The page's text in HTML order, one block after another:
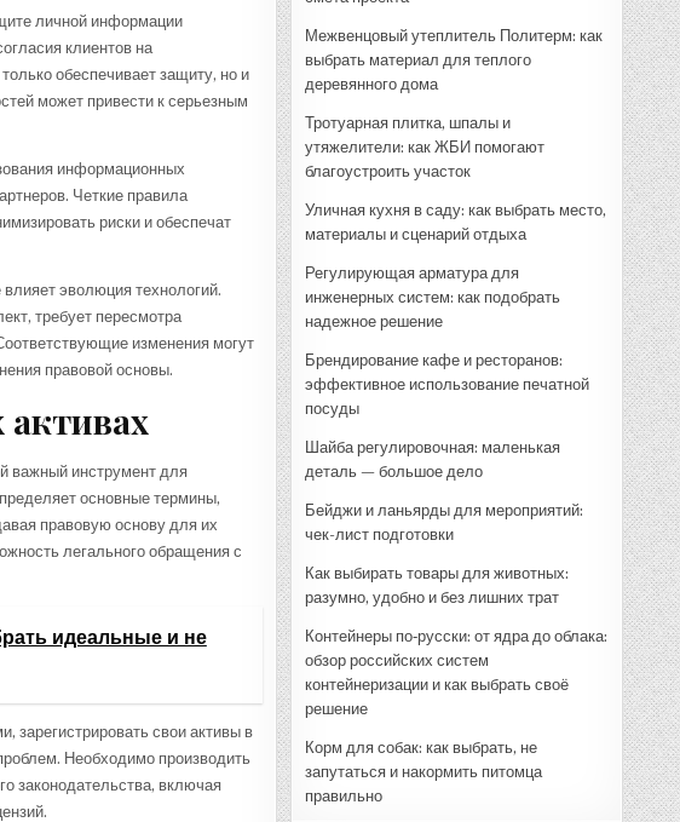
личной информации
клиентов на
обеспечивает защиту, но и
может привести к серьезным
информационных
Четкие правила
риски и обеспечат
эволюция технологий.
требует пересмотра
изменения могут
правовой основы.
важный инструмент для
основные термины,
правовую основу для их
легального обращения с
идеальные и не
свои активы в
Необходимо производить
законодательства, включая
Межвенцовый утеплитель Политерм: как
выбрать материал для теплого
деревянного дома
Тротуарная плитка, шпалы и
утяжелители: как ЖБИ помогают
благоустроить участок
Уличная кухня в саду: как выбрать место,
материалы и сценарий отдыха
Регулирующая арматура для
инженерных систем: как подобрать
надежное решение
Брендирование кафе и ресторанов:
эффективное использование печатной
посуды
Шайба регулировочная: маленькая
деталь — большое дело
Бейджи и ланьярды для мероприятий:
чек-лист подготовки
Как выбирать товары для животных:
разумно, удобно и без лишних трат
Контейнеры по‑русски: от ядра до облака:
обзор российских систем
контейнеризации и как выбрать своё
решение
Корм для собак: как выбрать, не
запутаться и накормить питомца
правильно